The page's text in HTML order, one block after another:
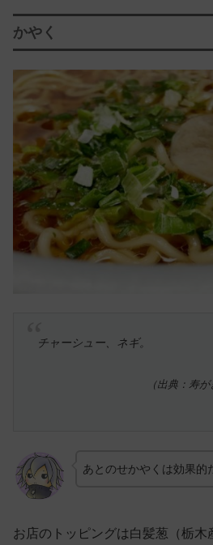
かやく
チャーシュー、ネギ。
（出典：寿
あとのせかやくは効果
お店のトッピングは白髪葱（栃